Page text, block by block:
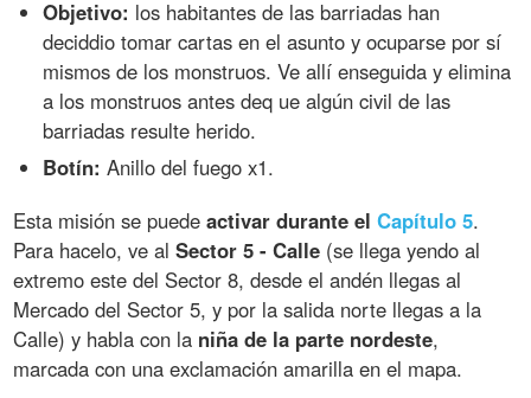
Objetivo: los habitantes de las barriadas han
deciddio tomar cartas en el asunto y ocuparse por sí
mismos de los monstruos. Ve allí enseguida y elimina
a los monstruos antes deq ue algún civil de las
barriadas resulte herido.
Botín: Anillo del fuego x1.
Esta misión se puedeactivar durante elCapítulo 5.
Para hacelo, ve alSector 5 - Calle (se llega yendo al
extremo este del Sector 8, desde el andén llegas al
Mercado del Sector 5, y por la salida norte llegas a la
Calle) y habla con la niña de la parte nordeste,
marcada con una exclamación amarilla en el mapa.